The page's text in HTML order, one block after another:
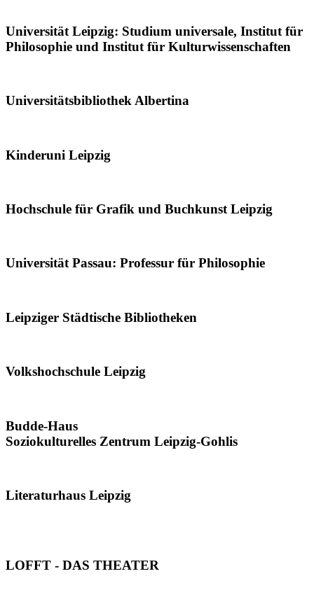
Universität Leipzig: Studium universale, Institut für
Philosophie und Institut für Kulturwissenschaften
Universitätsbibliothek Albertina
Kinderuni Leipzig
Hochschule für Grafik und Buchkunst Leipzig
Universität Passau: Professur für Philosophie
Leipziger Städtische Bibliotheken
Volkshochschule Leipzig
Budde-Haus
Soziokulturelles Zentrum Leipzig-Gohlis
Literaturhaus Leipzig
LOFFT - DAS THEATER